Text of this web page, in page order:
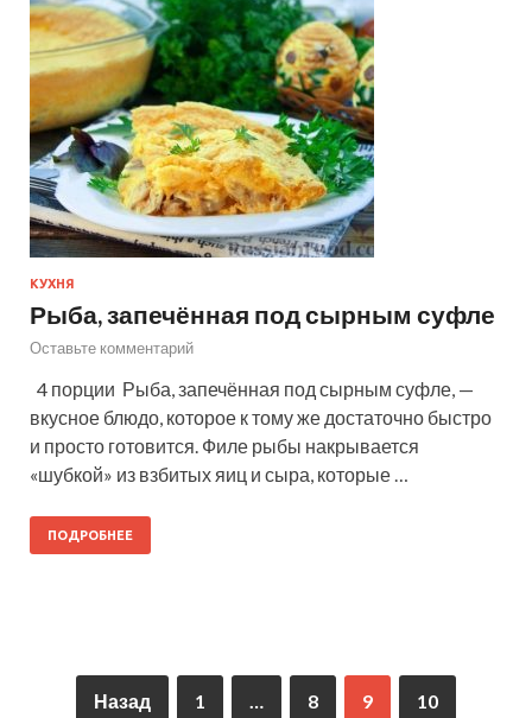
КУХНЯ
Рыба, запечённая под сырным суфле
Оставьте комментарий
4 порции Рыба, запечённая под сырным суфле, —
вкусное блюдо, которое к тому же достаточно быстро
и просто готовится. Филе рыбы накрывается
«шубкой» из взбитых яиц и сыра, которые …
ПОДРОБНЕЕ
Назад 1 … 8 9 10